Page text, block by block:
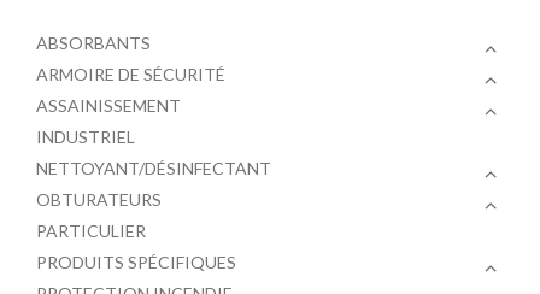
ABSORBANTS
ARMOIRE DE SÉCURITÉ
ASSAINISSEMENT
INDUSTRIEL
NETTOYANT/DÉSINFECTANT
OBTURATEURS
PARTICULIER
PRODUITS SPÉCIFIQUES